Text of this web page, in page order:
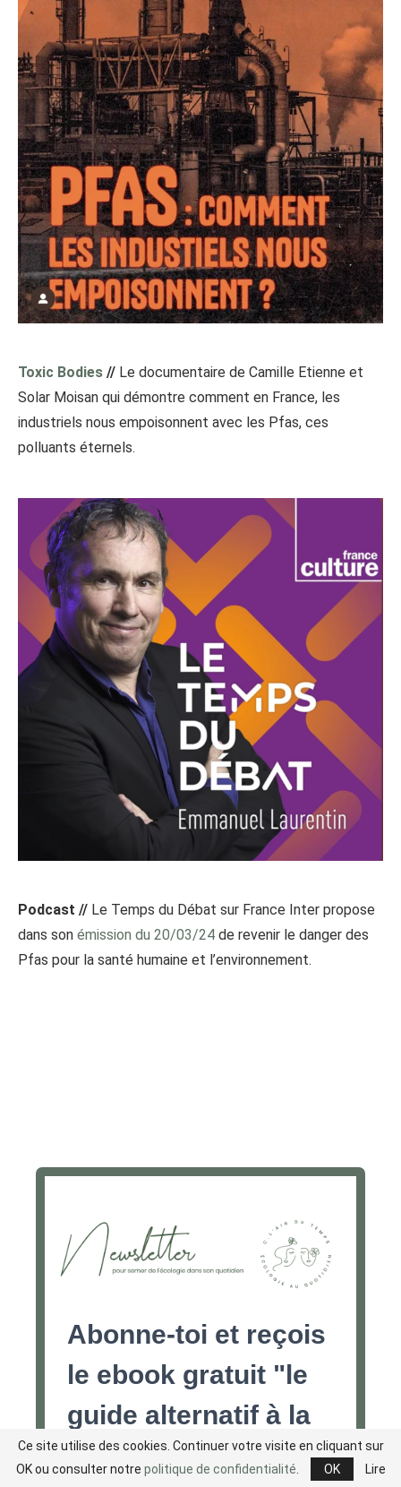
Toxic Bodies // Le documentaire de Camille Etienne et
Solar Moisan qui démontre comment en France, les
industriels nous empoisonnent avec les Pfas, ces
polluants éternels.
Podcast // Le Temps du Débat sur France Inter propose
dans son émission du 20/03/24 de revenir le danger des
Pfas pour la santé humaine et l’environnement.
Ce site utilise des cookies. Continuer votre visite en cliquant sur
OK ou consulter notre politique de confidentialité OK Lire